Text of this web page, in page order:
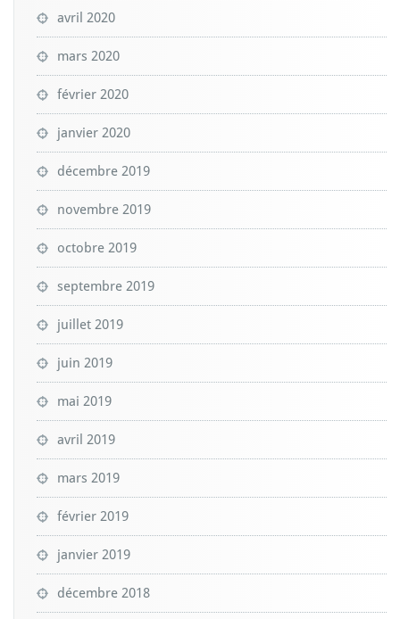
avril 2020
mars 2020
février 2020
janvier 2020
décembre 2019
novembre 2019
octobre 2019
septembre 2019
juillet 2019
juin 2019
mai 2019
avril 2019
mars 2019
février 2019
janvier 2019
décembre 2018